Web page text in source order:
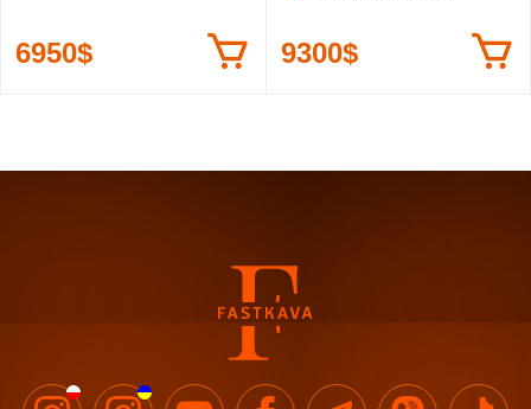
6950$ 9300$